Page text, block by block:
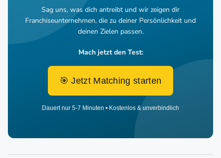
Sag uns, was dich antreibt und wir zeigen dir
Franchiseunternehmen, die zu deiner Persönlichkeit und
deinen Zielen passen.
Mach jetzt den Test:
🎯 Jetzt Matching starten
Dauert nur 5-7 Minuten • Kostenlos & unverbindlich